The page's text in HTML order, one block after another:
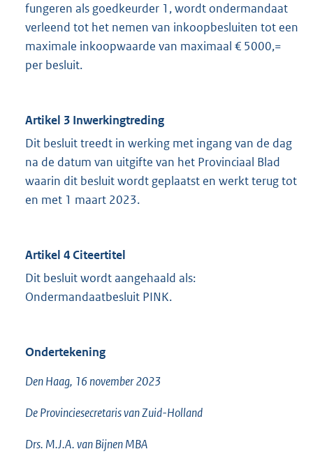
fungeren als goedkeurder 1, wordt ondermandaat
verleend tot het nemen van inkoopbesluiten tot een
maximale inkoopwaarde van maximaal € 5000,=
per besluit.
Artikel 3 Inwerkingtreding
Dit besluit treedt in werking met ingang van de dag
na de datum van uitgifte van het Provinciaal Blad
waarin dit besluit wordt geplaatst en werkt terug tot
en met 1 maart 2023.
Artikel 4 Citeertitel
Dit besluit wordt aangehaald als:
Ondermandaatbesluit PINK.
Ondertekening
Den Haag, 16 november 2023
De Provinciesecretaris van Zuid-Holland
Drs. M.J.A. van Bijnen MBA